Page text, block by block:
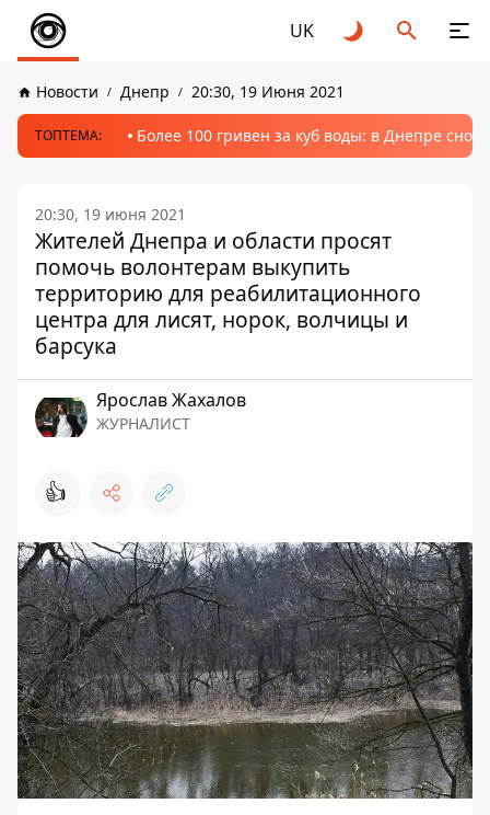
UK
Новости Днепр 20:30, 19 Июня 2021
ТОПТЕМА: Более 100 гривен за куб воды: в Днепре
20:30, 19 июня 2021
Жителей Днепра и области просят
помочь волонтерам выкупить
территорию для реабилитационного
центра для лисят, норок, волчицы и
барсука
Ярослав Жахалов
ЖУРНАЛИСТ
👍